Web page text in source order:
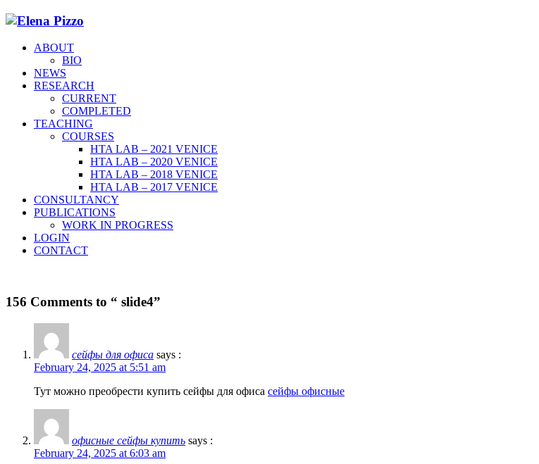
ABOUT
BIO
NEWS
RESEARCH
CURRENT
COMPLETED
TEACHING
COURSES
HTA LAB – 2021 VENICE
HTA LAB – 2020 VENICE
HTA LAB – 2018 VENICE
HTA LAB – 2017 VENICE
CONSULTANCY
PUBLICATIONS
WORK IN PROGRESS
LOGIN
CONTACT
156 Comments to “ slide4”
сейфы для офиса says :
February 24, 2025 at 5:51 am
Тут можно преобрести купить сейфы для офиса сейфы офисные
офисные сейфы купить says :
February 24, 2025 at 6:03 am